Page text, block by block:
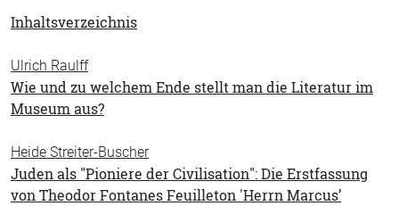
Inhaltsverzeichnis
Ulrich Raulff
Wie und zu welchem Ende stellt man die Literatur im
Museum aus?
Heide Streiter-Buscher
Juden als "Pioniere der Civilisation": Die Erstfassung
von Theodor Fontanes Feuilleton 'Herrn Marcus’